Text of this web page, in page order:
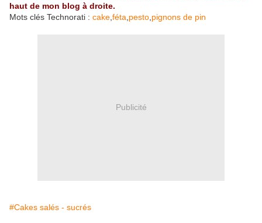
haut de mon blog à droite.
Mots clés Technorati : cake féta pesto pignons de pin
Publicité
#Cakes salés - sucrés